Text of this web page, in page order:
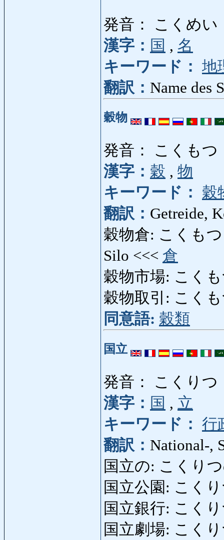
発音： こくめい
漢字： 国 , 名
キーワード： 地
翻訳： Name des
穀物
発音： こくもつ
漢字： 穀 , 物
キーワード：
穀
翻訳： Getreide,
穀物倉: こくもつ
Silo <<< 倉
穀物市場: こく
穀物取引: こく
同意語: 穀類
国立
発音： こくりつ
漢字： 国 , 立
キーワード： 行
翻訳： National-,
国立の: こくり
国立公園: こく
国立銀行: こく
国立劇場: こく